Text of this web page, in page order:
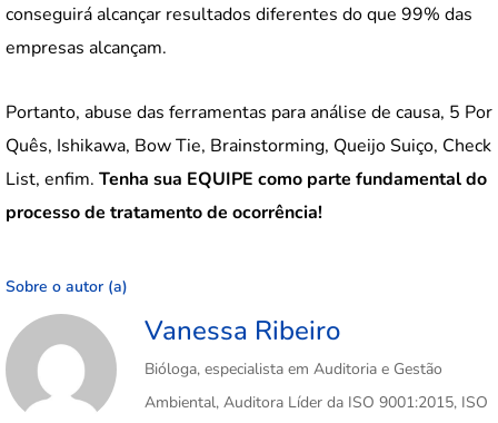
conseguirá alcançar resultados diferentes do que 99% das
empresas alcançam.
Portanto, abuse das ferramentas para análise de causa, 5 Por
Quês, Ishikawa, Bow Tie, Brainstorming, Queijo Suiço, Check
List, enfim. Tenha sua EQUIPE como parte fundamental do
processo de tratamento de ocorrência!
Sobre o autor (a)
Vanessa Ribeiro
Bióloga, especialista em Auditoria e Gestão
Ambiental, Auditora Líder da ISO 9001:2015, ISO